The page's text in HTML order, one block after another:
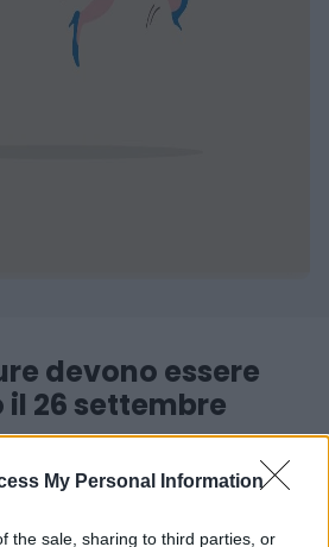
My Personal Information
the sale, sharing to third parties, or
devono essere
26 settembre
di Direzione” di MUSA Scarl.